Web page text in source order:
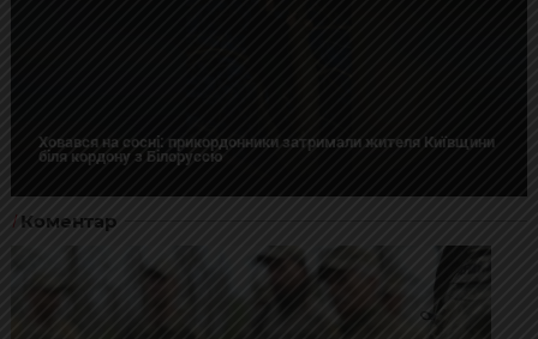
Ховався на сосні: прикордонники затримали жителя Київщини
біля кордону з Білоруссю
Коментар